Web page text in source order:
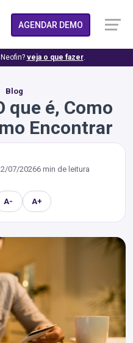
AGENDAR DEMO
veja o que fazer.
Blog
que é, Como
Encontrar
07/20266 min de leitura
A- A+